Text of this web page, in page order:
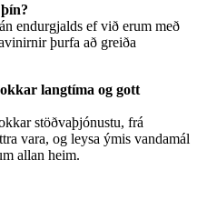
endurgjalds ef við erum með
þurfa að greiða
langtíma og gott
stöðvaþjónustu, frá
vara, og leysa ýmis vandamál
allan heim.